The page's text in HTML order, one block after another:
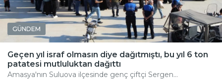
GÜNDEM
Geçen yıl israf olmasın diye dağıtmıştı, bu yıl 6 ton
patatesi mutluluktan dağıttı
Amasya'nın Suluova ilçesinde genç çiftçi Sergen...